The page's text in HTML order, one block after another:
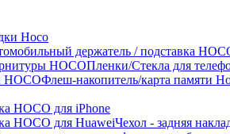
Hoco
держатель / подставка
HOCOПленки/Стекла для
HOCOФлеш-накопитель/карта памяти
HOCO для iPhone
HOCO для HuaweiЧехол - задняя